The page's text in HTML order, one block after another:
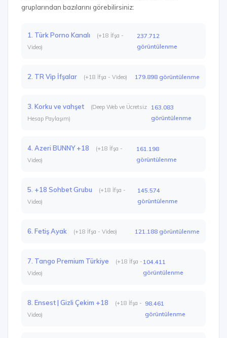
gruplarından bazılarını görebilirsiniz:
1. Türk Porno Kanalı
(+18 İfşa -
Video)
237.712
görüntülenme
2. TR Vip İfşalar (+18 İfşa - Video) 179.898 görüntülenme
3. Korku ve vahşet
(Deep Web ve Ücretsiz
Hesap Paylaşım)
163.083
görüntülenme
4. Azeri BUNNY +18
(+18 İfşa -
Video)
161.198
görüntülenme
5. +18 Sohbet Grubu
(+18 İfşa -
Video)
145.574
görüntülenme
6. Fetiş Ayak (+18 İfşa - Video) 121.188 görüntülenme
7. Tango Premium Türkiye
(+18 İfşa -
Video)
104.411
görüntülenme
8. Ensest | Gizli Çekim +18
(+18 İfşa -
Video)
98.461
görüntülenme